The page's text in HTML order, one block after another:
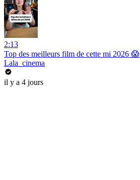
2:13
Top des meilleurs film de cette mi 2026 😱
Lala_cinema
il y a 4 jours